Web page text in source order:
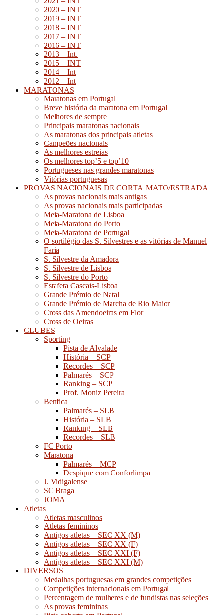
2020 – INT
2019 – INT
2018 – INT
2017 – INT
2016 – INT
2013 – Int.
2015 – INT
2014 – Int
2012 – Int
MARATONAS
Maratonas em Portugal
Breve história da maratona em Portugal
Melhores de sempre
Principais maratonas nacionais
As maratonas dos principais atletas
Campeões nacionais
As melhores estreias
Os melhores top’5 e top’10
Portugueses nas grandes maratonas
Vitórias portuguesas
PROVAS NACIONAIS DE CORTA-MATO/ESTRADA
As provas nacionais mais antigas
As provas nacionais mais participadas
Meia-Maratona de Lisboa
Meia-Maratona do Porto
Meia-Maratona de Portugal
O sortilégio das S. Silvestres e as vitórias de Manuel
Faria
S. Silvestre da Amadora
S. Silvestre de Lisboa
S. Silvestre do Porto
Estafeta Cascais-Lisboa
Grande Prémio de Natal
Grande Prémio de Marcha de Rio Maior
Cross das Amendoeiras em Flor
Cross de Oeiras
CLUBES
Sporting
Pista de Alvalade
História – SCP
Recordes – SCP
Palmarés – SCP
Ranking – SCP
Prof. Moniz Pereira
Benfica
Palmarés – SLB
História – SLB
Ranking – SLB
Recordes – SLB
FC Porto
Maratona
Palmarés – MCP
Despique com Conforlimpa
J. Vidigalense
SC Braga
JOMA
Atletas
Atletas masculinos
Atletas femininos
Antigos atletas – SEC XX (M)
Antigos atletas – SEC XX (F)
Antigos atletas – SEC XXI (F)
Antigos atletas – SEC XXI (M)
DIVERSOS
Medalhas portuguesas em grandes competições
Competições internacionais em Portugal
Percentagem de mulheres e de fundistas nas seleções
As provas femininas